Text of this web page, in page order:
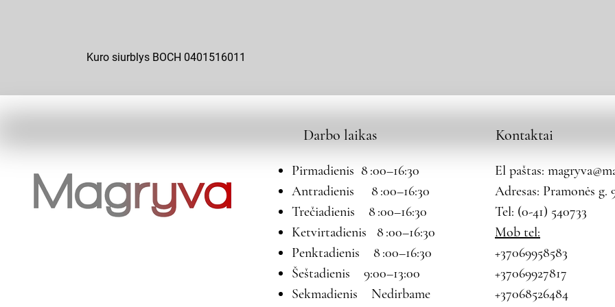
Kuro siurblys BOCH 0401516011
Darbo laikas
Pirmadienis 8 :00–16:30
Antradienis 8 :00–16:30
Trečiadienis 8 :00–16:30
Ketvirtadienis 8 :00–16:30
Penktadienis 8 :00–16:30
Šeštadienis 9:00–13:00
Sekmadienis Nedirbame
Kontaktai
El paštas:
Adresas: Pramonės g.
Tel: (0-41) 540733
Mob tel:
+37069958583
+37069927817
+37068526484